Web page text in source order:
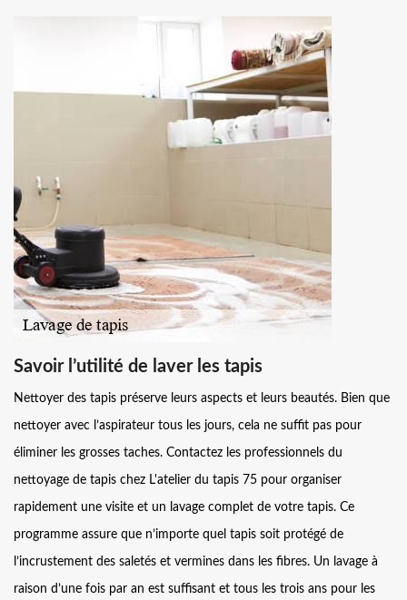
Savoir l’utilité de laver les tapis
Nettoyer des tapis préserve leurs aspects et leurs beautés. Bien que
nettoyer avec l’aspirateur tous les jours, cela ne suffit pas pour
éliminer les grosses taches. Contactez les professionnels du
nettoyage de tapis chez L'atelier du tapis 75 pour organiser
rapidement une visite et un lavage complet de votre tapis. Ce
programme assure que n’importe quel tapis soit protégé de
l’incrustement des saletés et vermines dans les fibres. Un lavage à
raison d’une fois par an est suffisant et tous les trois ans pour les